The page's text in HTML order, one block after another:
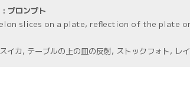
プロンプト
slices on a plate, reflection of the plate
イカ, テーブルの上の皿の反射, ストックフォト, レ